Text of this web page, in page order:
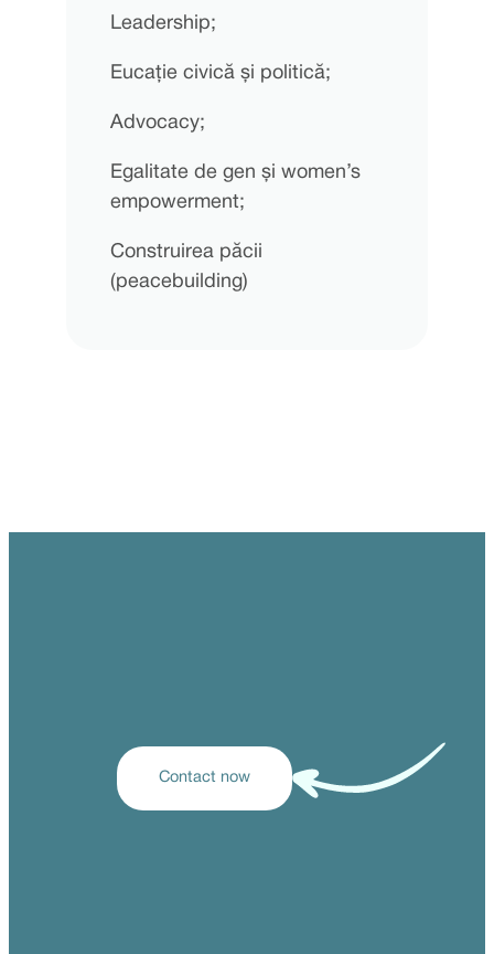
Leadership;
Eucație civică și politică;
Advocacy;
Egalitate de gen și women’s
empowerment;
Construirea păcii
(peacebuilding)
Contact now